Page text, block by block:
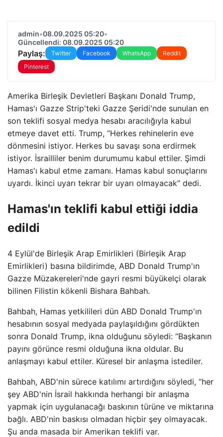
admin•08.09.2025 05:20•
Güncellendi: 08.09.2025 05:20
Paylaş: Twitter Facebook WhatsApp
Reddit
Pinterest
Amerika Birleşik Devletleri Başkanı Donald Trump,
Hamas'ı Gazze Strip'teki Gazze Şeridi'nde sunulan en
son teklifi sosyal medya hesabı aracılığıyla kabul
etmeye davet etti. Trump, “Herkes rehinelerin eve
dönmesini istiyor. Herkes bu savaşı sona erdirmek
istiyor. İsrailliler benim durumumu kabul ettiler. Şimdi
Hamas'ı kabul etme zamanı. Hamas kabul sonuçlarını
uyardı. İkinci uyarı tekrar bir uyarı olmayacak” dedi.
Hamas'ın teklifi kabul ettiği iddia
edildi
4 Eylül'de Birleşik Arap Emirlikleri (Birleşik Arap
Emirlikleri) basına bildirimde, ABD Donald Trump'ın
Gazze Müzakereleri'nde gayri resmi büyükelçi olarak
bilinen Filistin kökenli Bishara Bahbah.
Bahbah, Hamas yetkilileri dün ABD Donald Trump'ın
hesabının sosyal medyada paylaşıldığını gördükten
sonra Donald Trump, ikna olduğunu söyledi: “Başkanın
payını görünce resmi olduğuna ikna oldular. Bu
anlaşmayı kabul ettiler. Küresel bir anlaşma istediler.
Bahbah, ABD'nin sürece katılımı artırdığını söyledi, “her
şey ABD'nin İsrail hakkında herhangi bir anlaşma
yapmak için uygulanacağı baskının türüne ve miktarına
bağlı. ABD'nin baskısı olmadan hiçbir şey olmayacak.
Şu anda masada bir Amerikan teklifi var.